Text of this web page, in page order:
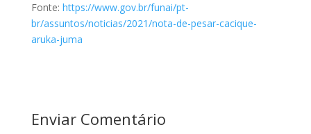
Fonte: https://www.gov.br/funai/pt-
br/assuntos/noticias/2021/nota-de-pesar-cacique-
aruka-juma
Enviar Comentário